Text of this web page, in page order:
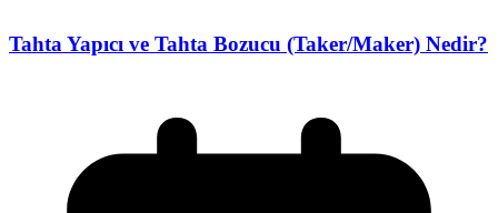
Tahta Yapıcı ve Tahta Bozucu (Taker/Maker) Nedir?